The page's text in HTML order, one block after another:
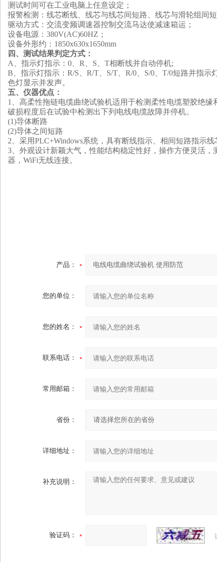
测试时间可在工业电脑上任意设定 ；
报警检测 ： 线芯断线、线芯与线芯间短路、线芯与滑轮组间
驱动方式 ： 交流变频调速器控制交流马达使减速箱运 ；
设备电源 ： 380V(AC)60HZ ；
设备外形约：1850x630x1650mm
四、 测试结果判定方式 ：
A、 指示灯指示 ： 0、R、S、T相断线并自动停机;
B、 指示灯指示 ： R/S、R/T、S/T、R/0、S/0、T/0短路并指示
色灯显示并发声。
五、 仪器优点 ：
1、高柔性拖链电缆曲绕试验机适用于检测柔性电缆塑胶绝
破损程度后在试验中检测出下列电线电缆故障并停机。
(1)导体断路
(2)导体之间短路
2、采用PLC+Windows系统，具有断线指示、相间短路指示
3、外观设计新颖大气 ，性能结构稳定性好 ，操作方便灵活
器 ， WiFi无线连接。
产品：
您的单位：
您的姓名：
联系电话：
常用邮箱：
省份：
详细地址：
补充说明：
验证码：